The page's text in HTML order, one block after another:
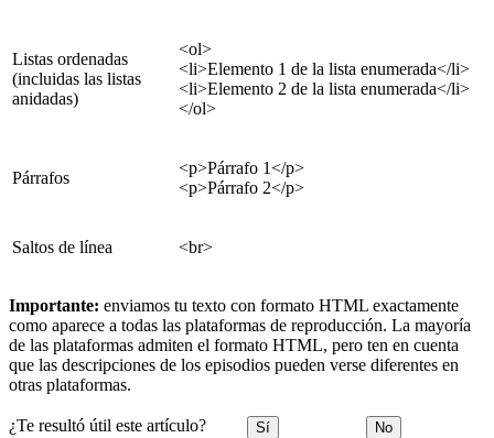
Listas ordenadas
(incluidas las listas
anidadas)
<ol>
<li>Elemento 1 de la lista enumerada</li>
<li>Elemento 2 de la lista enumerada</li>
</ol>
Párrafos
<p>Párrafo 1</p>
<p>Párrafo 2</p>
Saltos de línea <br>
Importante: enviamos tu texto con formato HTML exactamente
como aparece a todas las plataformas de reproducción. La mayoría
de las plataformas admiten el formato HTML, pero ten en cuenta
que las descripciones de los episodios pueden verse diferentes en
otras plataformas.
¿Te resultó útil este artículo? Sí No